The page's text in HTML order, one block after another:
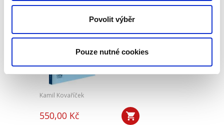
Povolit výběr
Pouze nutné cookies
Systém zachování
kapitálu v
poměrech
kapitálových
společností.
Otevřené a skryté
kapitálu
Kamil Kovaříček
550,00 Kč